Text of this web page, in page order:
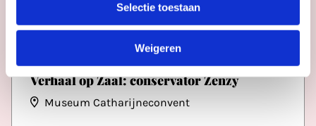
Selectie toestaan
Weigeren
Verhaal op Zaal: conservator Zenzy
Museum Catharijneconvent